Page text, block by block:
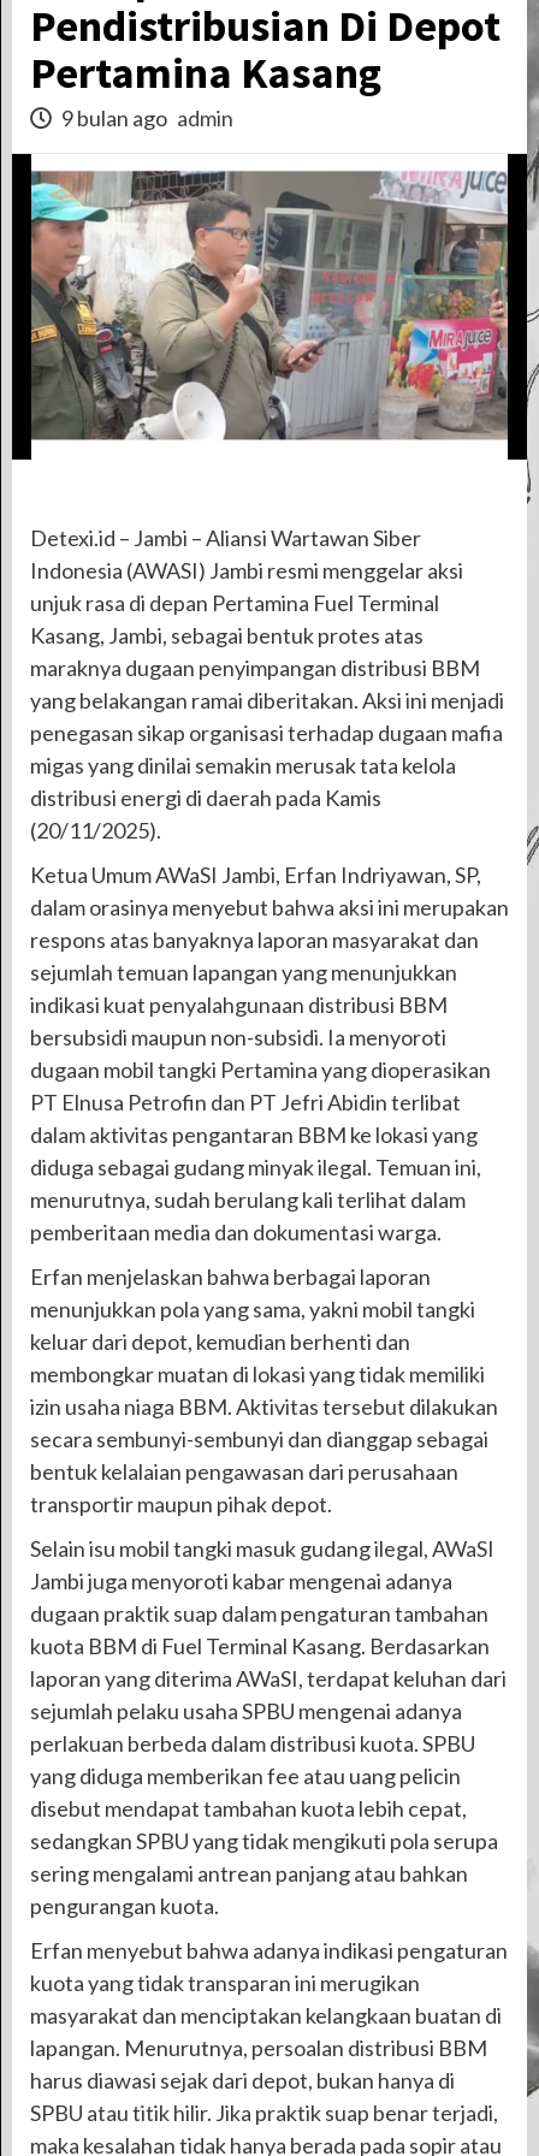
Pendistribusian Di Depot
Pertamina Kasang
9 bulan ago admin
Detexi.id – Jambi – Aliansi Wartawan Siber
Indonesia (AWASI) Jambi resmi menggelar aksi
unjuk rasa di depan Pertamina Fuel Terminal
Kasang, Jambi, sebagai bentuk protes atas
maraknya dugaan penyimpangan distribusi BBM
yang belakangan ramai diberitakan. Aksi ini menjadi
penegasan sikap organisasi terhadap dugaan mafia
migas yang dinilai semakin merusak tata kelola
distribusi energi di daerah pada Kamis
(20/11/2025).
Ketua Umum AWaSI Jambi, Erfan Indriyawan, SP,
dalam orasinya menyebut bahwa aksi ini merupakan
respons atas banyaknya laporan masyarakat dan
sejumlah temuan lapangan yang menunjukkan
indikasi kuat penyalahgunaan distribusi BBM
bersubsidi maupun non-subsidi. Ia menyoroti
dugaan mobil tangki Pertamina yang dioperasikan
PT Elnusa Petrofin dan PT Jefri Abidin terlibat
dalam aktivitas pengantaran BBM ke lokasi yang
diduga sebagai gudang minyak ilegal. Temuan ini,
menurutnya, sudah berulang kali terlihat dalam
pemberitaan media dan dokumentasi warga.
Erfan menjelaskan bahwa berbagai laporan
menunjukkan pola yang sama, yakni mobil tangki
keluar dari depot, kemudian berhenti dan
membongkar muatan di lokasi yang tidak memiliki
izin usaha niaga BBM. Aktivitas tersebut dilakukan
secara sembunyi-sembunyi dan dianggap sebagai
bentuk kelalaian pengawasan dari perusahaan
transportir maupun pihak depot.
Selain isu mobil tangki masuk gudang ilegal, AWaSI
Jambi juga menyoroti kabar mengenai adanya
dugaan praktik suap dalam pengaturan tambahan
kuota BBM di Fuel Terminal Kasang. Berdasarkan
laporan yang diterima AWaSI, terdapat keluhan dari
sejumlah pelaku usaha SPBU mengenai adanya
perlakuan berbeda dalam distribusi kuota. SPBU
yang diduga memberikan fee atau uang pelicin
disebut mendapat tambahan kuota lebih cepat,
sedangkan SPBU yang tidak mengikuti pola serupa
sering mengalami antrean panjang atau bahkan
pengurangan kuota.
Erfan menyebut bahwa adanya indikasi pengaturan
kuota yang tidak transparan ini merugikan
masyarakat dan menciptakan kelangkaan buatan di
lapangan. Menurutnya, persoalan distribusi BBM
harus diawasi sejak dari depot, bukan hanya di
SPBU atau titik hilir. Jika praktik suap benar terjadi,
maka kesalahan tidak hanya berada pada sopir atau